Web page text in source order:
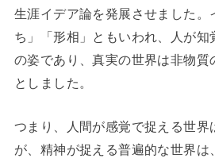
生涯イデア論を発展させました。
ち」「形相」ともいわれ、人が知
の姿であり、真実の世界は非物質
としました。
つまり、人間が感覚で捉える世界
が、精神が捉える普遍的な世界